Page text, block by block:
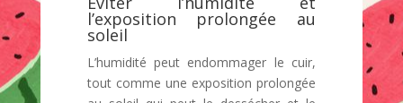
l’exposition prolongée au
soleil
L’humidité peut endommager le cuir,
tout comme une exposition prolongée